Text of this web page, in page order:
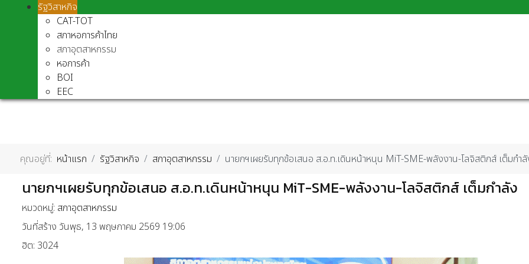
รัฐวิสาหกิจ
CAT-TOT
สภาหอการค้าไทย
สภาอุตสาหกรรม
หอการค้า
BOI
EEC
คุณอยู่ที่: หน้าแรก รัฐวิสาหกิจ สภาอุตสาหกรรม นายกฯเผยรับทุกข้อเสนอ ส.อ.ท.เดินหน้าหนุน MiT-SME-พลังงาน-โลจิสติกส์ เต็มกำ
นายกฯเผยรับทุกข้อเสนอ ส.อ.ท.เดินหน้าหนุน MiT-SME-พลังงาน-โลจิสติกส์ เต็มกำลัง
หมวดหมู่: สภาอุตสาหกรรม
วันที่สร้าง วันพุธ, 13 พฤษภาคม 2569 19:06
ฮิต: 3024